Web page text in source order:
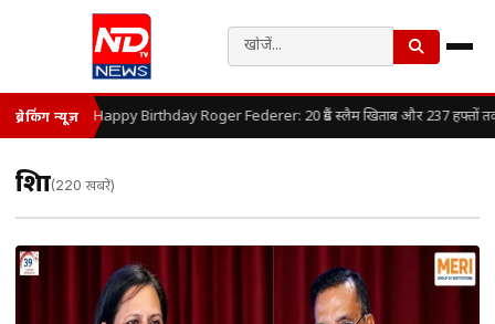
ब्रेकिंग न्यूज़ Happy Birthday Roger Federer: 20 ग्रैंड स्लैम खिताब और 237 हफ्तों
शिक्षा(220 खबरें)